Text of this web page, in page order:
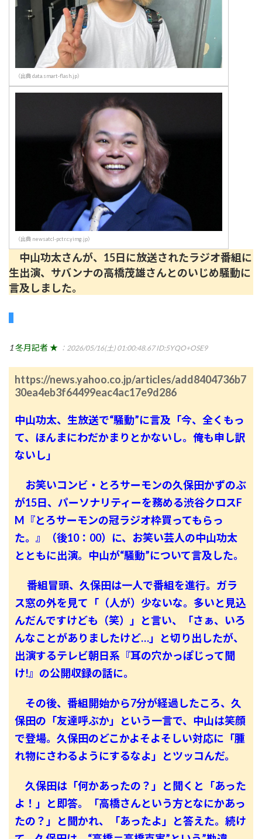
（出典 data.smart-flash.jp）
（出典 newsatcl-pctr.c.yimg.jp）
中山功太さんが、15日に放送されたラジオ番組に
生出演、サバンナの高橋茂雄さんとのいじめ騒動に
言及しました。
1冬月記者 ★ ：2026/05/16(土) 01:00:48.67ID:5YQO+OSE9
https://news.yahoo.co.jp/articles/add8404736b7
30ea4eb3f64499eac4ac17e9d286
中山功太、生放送で“騒動”に言及「今、全くもっ
て、ほんまにわだかまりとかないし。俺も申し訳
ないし」
お笑いコンビ・とろサーモンの久保田かずのぶ
が15日、パーソナリティーを務める渋谷クロスF
M『とろサーモンの冠ラジオ枠買ってもらっ
た。』（後10：00）に、お笑い芸人の中山功太
とともに出演。中山が“騒動”について言及した。
番組冒頭、久保田は一人で番組を進行。ガラ
ス窓の外を見て「（人が）少ないな。多いと見込
んだんですけども（笑）」と言い、「さぁ、いろ
んなことがありましたけど…」と切り出したが、
出演するテレビ朝日系『耳の穴かっぽじって聞
け!』の公開収録の話に。
その後、番組開始から7分が経過したころ、久
保田の「友達呼ぶか」という一言で、中山は笑顔
で登場。久保田のどこかよそよそしい対応に「腫
れ物にさわるようにするなよ」とツッコんだ。
久保田は「何かあったの？」と聞くと「あった
よ！」と即答。「高橋さんという方となにかあっ
たの？」と聞かれ、「あったよ」と答えた。続け